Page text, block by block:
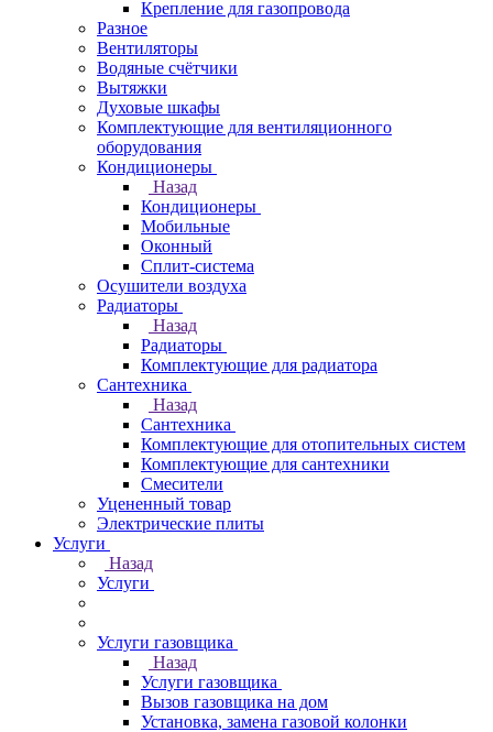
Крепление для газопровода
Разное
Вентиляторы
Водяные счётчики
Вытяжки
Духовые шкафы
Комплектующие для вентиляционного
оборудования
Кондиционеры
Назад
Кондиционеры
Мобильные
Оконный
Сплит-система
Осушители воздуха
Радиаторы
Назад
Радиаторы
Комплектующие для радиатора
Сантехника
Назад
Сантехника
Комплектующие для отопительных систем
Комплектующие для сантехники
Смесители
Уцененный товар
Электрические плиты
Услуги
Назад
Услуги
Услуги газовщика
Назад
Услуги газовщика
Вызов газовщика на дом
Установка, замена газовой колонки